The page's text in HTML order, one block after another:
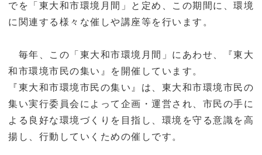
でを「東大和市環境月間」と定め、この期間に、環境
に関連する様々な催しや講座等を行います。
毎年、この「東大和市環境月間」にあわせ、『東大
和市環境市民の集い』を開催しています。
『東大和市環境市民の集い』は、東大和市環境市民の
集い実行委員会によって企画・運営され、市民の手に
よる良好な環境づくりを目指し、環境を守る意識を高
揚し、行動していくための催しです。